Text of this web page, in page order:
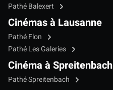
Pathé Balexert
Cinémas à Lausanne
Pathé Flon
Pathé Les Galeries
Cinéma à Spreitenbach
Pathé Spreitenbach